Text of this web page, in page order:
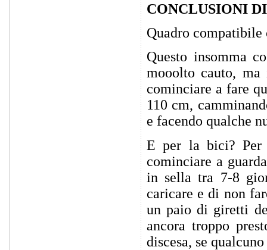
CONCLUSIONI
Quadro compatibile
Questo insomma
mooolto cauto,
cominciare a fare
110 cm,
e facendo qualche
E per la bici?
cominciare a
in sella tra 7-8
caricare e di non
un paio di giretti
ancora troppo
discesa, se